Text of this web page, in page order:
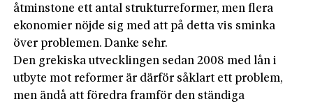
åtminstone ett antal strukturreformer, men flera
ekonomier nöjde sig med att på detta vis sminka
över problemen. Danke sehr.
Den grekiska utvecklingen sedan 2008 med lån i
utbyte mot reformer är därför såklart ett problem,
men ändå att föredra framför den ständiga